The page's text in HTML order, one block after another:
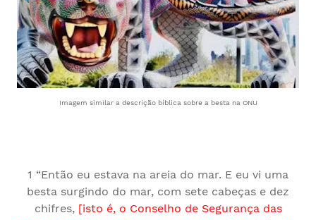
Imagem similar a descrição bíblica sobre a besta na ONU
1 “Então eu estava na areia do mar. E eu vi uma
besta surgindo do mar, com sete cabeças e dez
chifres, [isto é, o Conselho de Segurança das